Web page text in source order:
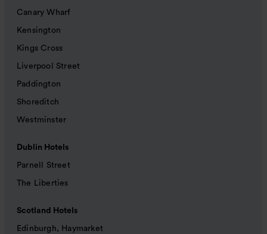
Canary Wharf
Kensington
Kings Cross
Liverpool Street
Paddington
Shoreditch
Westminster
Dublin Hotels
Parnell Street
The Liberties
Scotland Hotels
Edinburgh, Haymarket